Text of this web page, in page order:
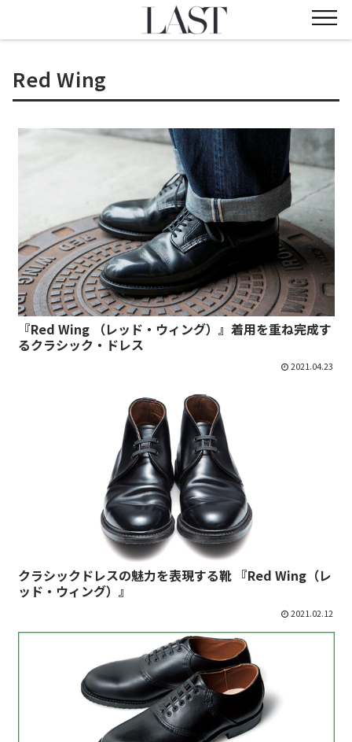
Red Wing
『Red Wing （レッド・ウィング）』着用を重ね完成す
るクラシック・ドレス
2021.04.23
クラシックドレスの魅力を表現する靴 『Red Wing（レ
ッド・ウィング）』
2021.02.12